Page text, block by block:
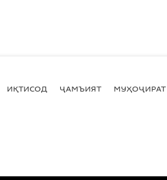
ИҚТИСОД ҶАМЪИЯТ МУҲОҶИРАТ